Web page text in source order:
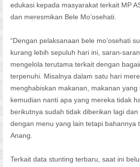
edukasi kepada masyarakat terkait MP
dan meresmikan Bele Mo’osehati.
“Dengan pelaksanaan bele mo’osehati
kurang lebih sepuluh hari ini, saran-
mengelola terutama terkait dengan
terpenuhi. Misalnya dalam satu hari
menghabiskan makanan, makanan yang
kemudian nanti apa yang mereka tidak
berikutnya sudah tidak diberikan lagi
dengan menu yang lain tetapi bahannya
Anang.
Terkait data stunting terbaru, saat ini